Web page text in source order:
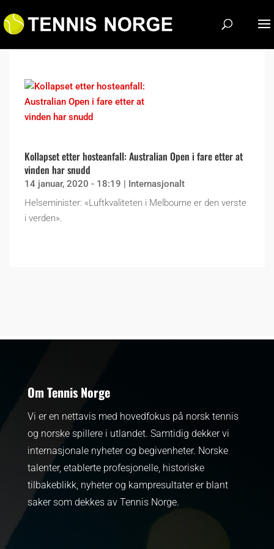
Kollapset etter hosteanfall: Australian Open i fare etter at
vinden har snudd
14 januar, 2020 - 18:19 | Internasjonalt
Helseminister: «Luftkvaliteten i Melbourne er den verste
i verden».
Om Tennis Norge
Vi er en nettavis med hovedfokus på norsk tennis
og norske spillere i utlandet. Samtidig dekker vi
internasjonale nyheter og begivenheter. Norske
talenter, etablerte profesjonelle, historiske
tilbakeblikk, nyheter og kampresultater er blant
saker som dekkes av Tennis Norge.